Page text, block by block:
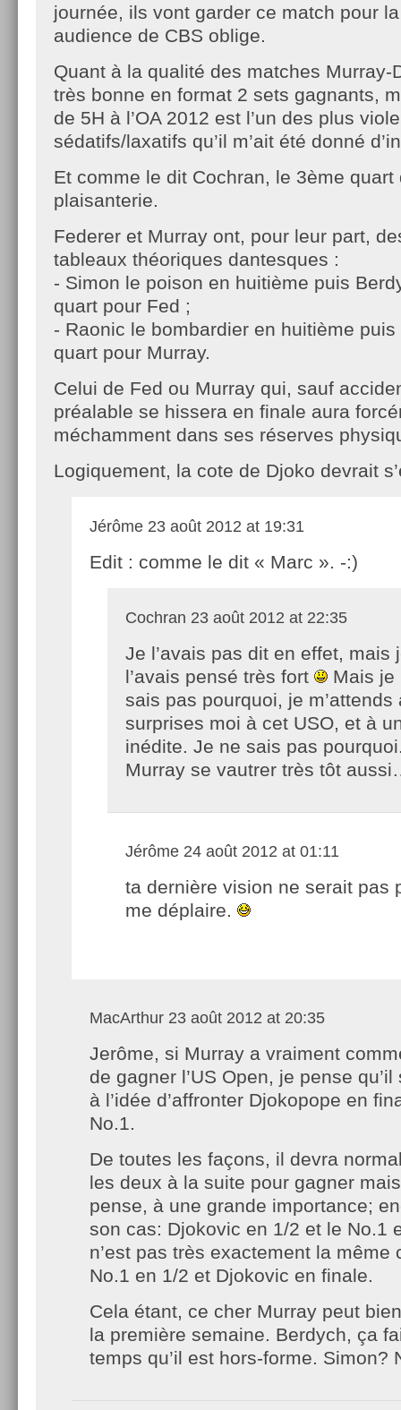
journée, ils vont garder ce match pour
audience de CBS oblige.
Quant à la qualité des matches Murray-
très bonne en format 2 sets gagnants,
de 5H à l’OA 2012 est l’un des plus
sédatifs/laxatifs qu’il m’ait été donné
Et comme le dit Cochran, le 3ème
plaisanterie.
Federer et Murray ont, pour leur part,
tableaux théoriques dantesques :
- Simon le poison en huitième puis
quart pour Fed ;
- Raonic le bombardier en huitième
quart pour Murray.
Celui de Fed ou Murray qui, sauf
préalable se hissera en finale aura
méchamment dans ses réserves
Logiquement, la cote de Djoko devrait
Jérôme 23 août 2012 at 19:31
Edit : comme le dit « Marc ». -:)
Cochran 23 août 2012 at 22:35
Je l’avais pas dit en effet, mais
l’avais pensé très fort
Mais je
sais pas pourquoi, je m’attends
surprises moi à cet USO, et à
inédite. Je ne sais pas
Murray se vautrer très tôt
Jérôme 24 août 2012 at 01:11
ta dernière vision ne serait pas
me déplaire.
MacArthur 23 août 2012 at 20:35
Jerôme, si Murray a vraiment
de gagner l’US Open, je pense
à l’idée d’affronter Djokopope en
No.1.
De toutes les façons, il devra
les deux à la suite pour gagner
pense, à une grande importance;
son cas: Djokovic en 1/2 et le No.1
n’est pas très exactement la même
No.1 en 1/2 et Djokovic en finale.
Cela étant, ce cher Murray peut
la première semaine. Berdych, ça
temps qu’il est hors-forme.